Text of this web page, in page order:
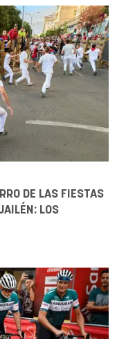
DE LAS FIESTAS
LOS